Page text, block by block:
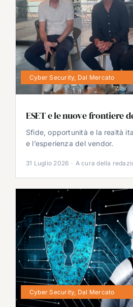
Cyber Security, Dal Mercato
ESET e le nuove frontiere
Sfide, opportunità e la realtà
e l’esperienza del vendor.
31 Luglio 2026 · A cura della
Cyber Security, Dal Mercato